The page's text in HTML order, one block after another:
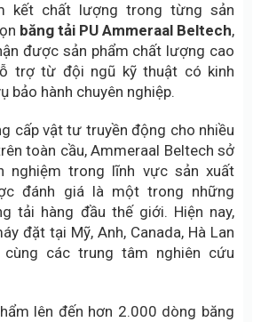
kết chất lượng trong từng sản
băng tải PU Ammeraal Beltech,
được sản phẩm chất lượng cao
trợ từ đội ngũ kỹ thuật có kinh
bảo hành chuyên nghiệp.
cấp vật tư truyền động cho nhiều
toàn cầu, Ammeraal Beltech sở
nghiệm trong lĩnh vực sản xuất
đánh giá là một trong những
tải hàng đầu thế giới. Hiện nay,
đặt tại Mỹ, Anh, Canada, Hà Lan
cùng các trung tâm nghiên cứu
lên đến hơn 2.000 dòng băng